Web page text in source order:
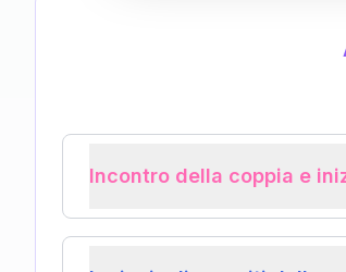
Incontro della coppia e